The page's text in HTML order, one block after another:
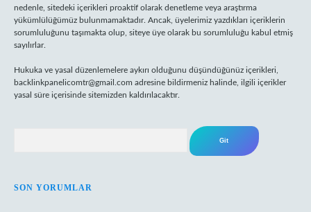
nedenle, sitedeki içerikleri proaktif olarak denetleme veya araştırma
yükümlülüğümüz bulunmamaktadır. Ancak, üyelerimiz yazdıkları içeriklerin
sorumluluğunu taşımakta olup, siteye üye olarak bu sorumluluğu kabul etmiş
sayılırlar.
Hukuka ve yasal düzenlemelere aykırı olduğunu düşündüğünüz içerikleri,
backlinkpanelicomtr@gmail.com adresine bildirmeniz halinde, ilgili içerikler
yasal süre içerisinde sitemizden kaldırılacaktır.
SON YORUMLAR